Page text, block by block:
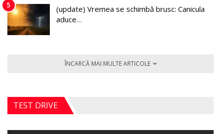
5
(update) Vremea se schimbă brusc: Canicula
aduce…
ÎNCARCĂ MAI MULTE ARTICOLE
TEST DRIVE